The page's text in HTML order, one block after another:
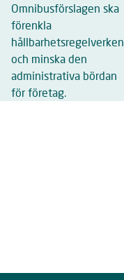
Omnibusförslagen ska
förenkla
hållbarhetsregelverken
och minska den
administrativa bördan
för företag.